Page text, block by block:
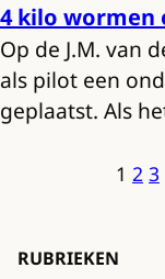
4 kilo wormen
Op de J.M. van
als pilot een
geplaatst. Als
1 2 3
RUBRIEKEN